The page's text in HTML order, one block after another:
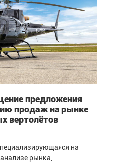
предложения
продаж на рынке
вертолётов
на
рынка,